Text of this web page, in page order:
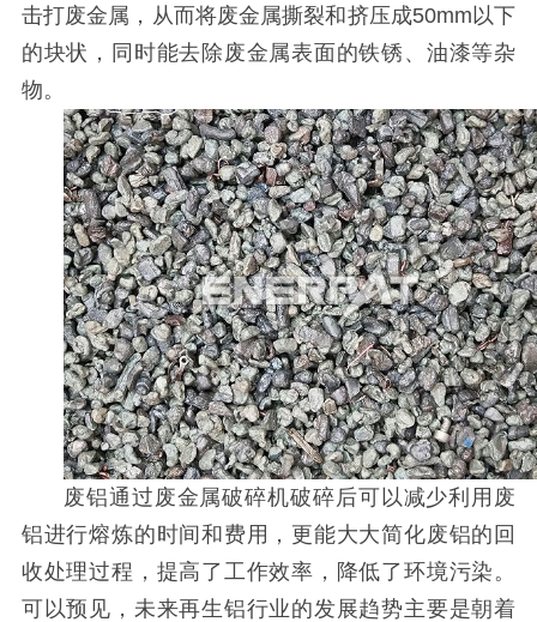
击打废金属，从而将废金属撕裂和挤压成50mm以下
的块状，同时能去除废金属表面的铁锈、油漆等杂
物。
废铝通过废金属破碎机破碎后可以减少利用废
铝进行熔炼的时间和费用，更能大大简化废铝的回
收处理过程，提高了工作效率，降低了环境污染。
可以预见，未来再生铝行业的发展趋势主要是朝着